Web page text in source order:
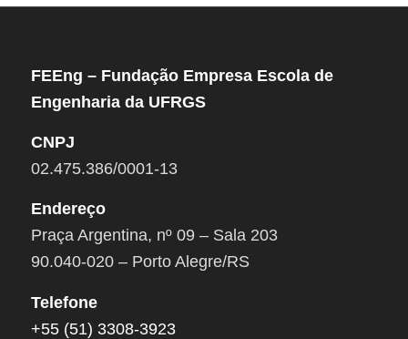
FEEng – Fundação Empresa Escola de
Engenharia da UFRGS
CNPJ
02.475.386/0001-13
Endereço
Praça Argentina, nº 09 – Sala 203
90.040-020 – Porto Alegre/RS
Telefone
+55 (51) 3308-3923